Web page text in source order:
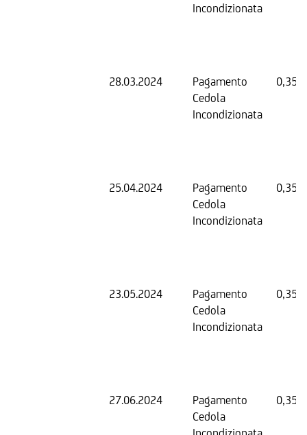
Incondizionata
28.03.2024
Pagamento
Cedola
Incondizionata
0,35
25.04.2024
Pagamento
Cedola
Incondizionata
0,35
23.05.2024
Pagamento
Cedola
Incondizionata
0,35
27.06.2024
Pagamento
Cedola
0,35